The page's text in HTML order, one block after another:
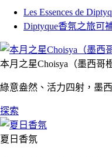
Les Essences de
Diptyque香氛之旅可
本月之星Choisya（墨西哥
綠意盎然、活力四射，墨
探索
夏日香氛